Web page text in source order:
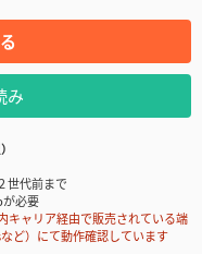
み
世代前まで
必要
ャリア経由で販売されている端
ど）にて動作確認しています